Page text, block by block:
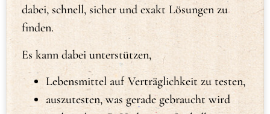
dabei, schnell, sicher und exakt Lösungen zu
finden.
Es kann dabei unterstützen,
Lebensmittel auf Verträglichkeit zu testen,
auszutesten, was gerade gebraucht wird